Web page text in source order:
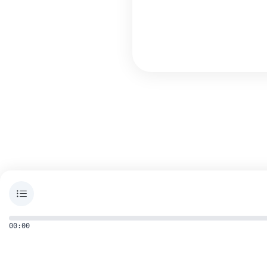
00:00